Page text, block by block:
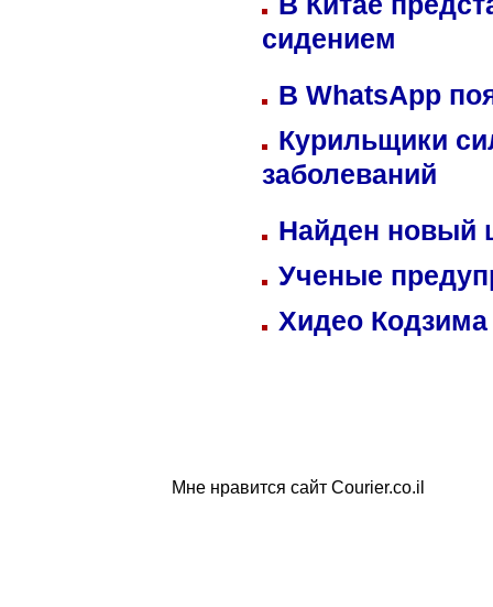
сидением
В WhatsApp
Курильщики
заболеваний
Найден
Ученые
Хидео
Мне нравится сайт Courier.co.il